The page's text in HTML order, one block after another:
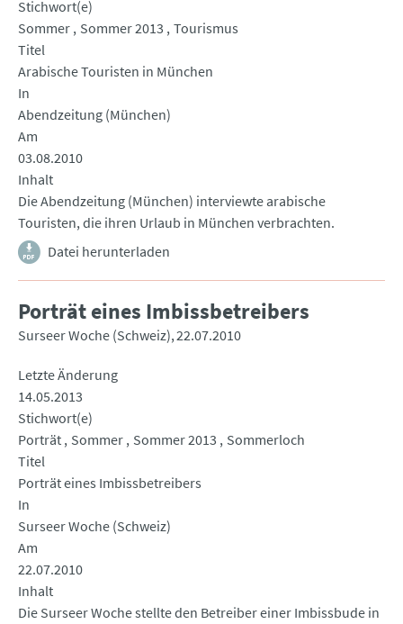
Stichwort(e)
Sommer Sommer 2013 Tourismus
Titel
Arabische Touristen in München
In
Abendzeitung (München)
Am
03.08.2010
Inhalt
Die Abendzeitung (München) interviewte arabische
Touristen, die ihren Urlaub in München verbrachten.
Datei herunterladen
Porträt eines Imbissbetreibers
Surseer Woche (Schweiz) 22.07.2010
Letzte Änderung
14.05.2013
Stichwort(e)
Porträt Sommer Sommer 2013
Sommerloch
Titel
Porträt eines Imbissbetreibers
In
Surseer Woche (Schweiz)
Am
22.07.2010
Inhalt
Die Surseer Woche stellte den Betreiber einer Imbissbude in